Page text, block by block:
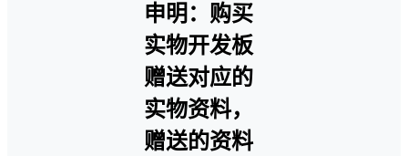
申明：购买
实物开发板
赠送对应的
实物资料，
赠送的资料